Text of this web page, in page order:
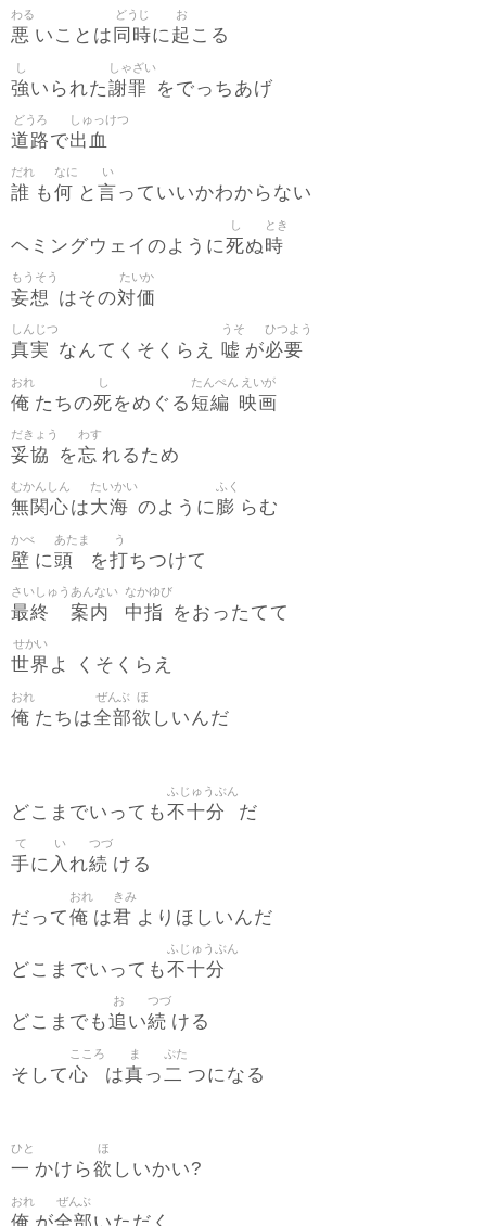
悪
わる
いことは 同時
どうじ
に起
お
こる
強
し
いられた謝罪
しゃざい
をでっちあげ
道路
どうろ
で出血
しゅっけつ
誰
だれ
も何
なに
と 言
い
っていいかわからない
ヘミングウェイのように死
し
ぬ時
とき
妄想
もうそう
はその対価
たいか
真実
しんじつ
なんてくそくらえ 嘘
うそ
が必要
ひつよう
俺
おれ
たちの死
し
をめぐる短編
たんぺん
映画
えいが
妥協
だきょう
を忘
わす
れるため
無関心
むかんしん
は大海
たいかい
のように膨
ふく
らむ
壁
かべ
に頭
あたま
を打
う
ちつけて
最終
さいしゅう
案内
あんない
中指
なかゆび
をおったてて
世界
せかい
よ くそくらえ
俺
おれ
たちは全部
ぜんぶ
欲
ほ
しいんだ
どこまでいっても不十分
ふじゅうぶん
だ
手
て
に 入
い
れ続
つづ
ける
だって俺
おれ
は君
きみ
よりほしいんだ
どこまでいっても不十分
ふじゅうぶん
どこまでも追
お
い続
つづ
ける
そして心
こころ
は真
ま
っ二
ぷた
つになる
一
ひと
かけら欲
ほ
しいかい?
俺
おれ
全部
ぜんぶ